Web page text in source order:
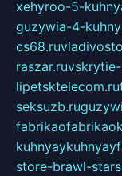
xehyroo-5-
guzywia-4-
cs68.ru
raszar.ruvskrytie-
lipetsktelecom.ru
seksuzb.ru
store-brawl-